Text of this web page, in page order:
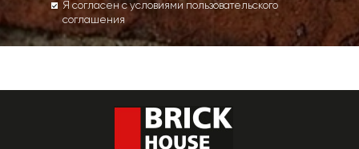
Я согласен с условиями пользовательского
соглашения